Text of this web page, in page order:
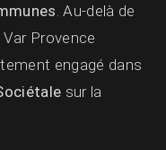
. Au-delà de
Provence
engagé dans
sur la